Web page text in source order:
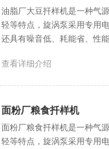
油脂厂大豆扦样机是一种气
轻等特点，旋涡泵采用专用
还具有噪音低、耗能省、性
查看详细介绍
面粉厂粮食扦样机
面粉厂粮食扦样机是一种气
轻等特点，旋涡泵采用专用